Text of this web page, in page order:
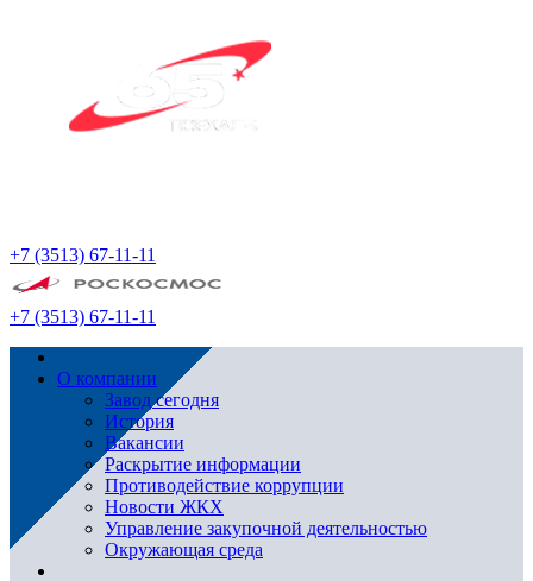
+7 (3513) 67-11-11
+7 (3513) 67-11-11
О компании
Завод сегодня
История
Вакансии
Раскрытие информации
Противодействие коррупции
Новости ЖКХ
Управление закупочной деятельностью
Окружающая среда